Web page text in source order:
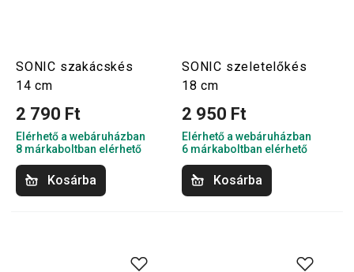
SONIC szakácskés
14 cm
2 790 Ft
Elérhető a webáruházban
8 márkaboltban elérhető
Kosárba
SONIC szeletelőkés
18 cm
2 950 Ft
Elérhető a webáruházban
6 márkaboltban elérhető
Kosárba